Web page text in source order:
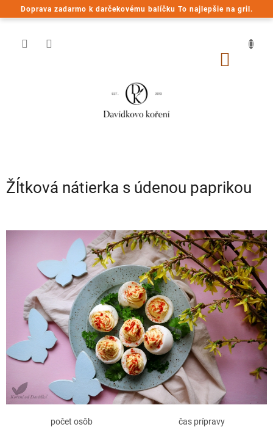
Doprava zadarmo k darčekovému balíčku To najlepšie na gril.
Prejsť
na
Žĺtková nátierka s údenou paprikou
počet osôb
čas prípravy